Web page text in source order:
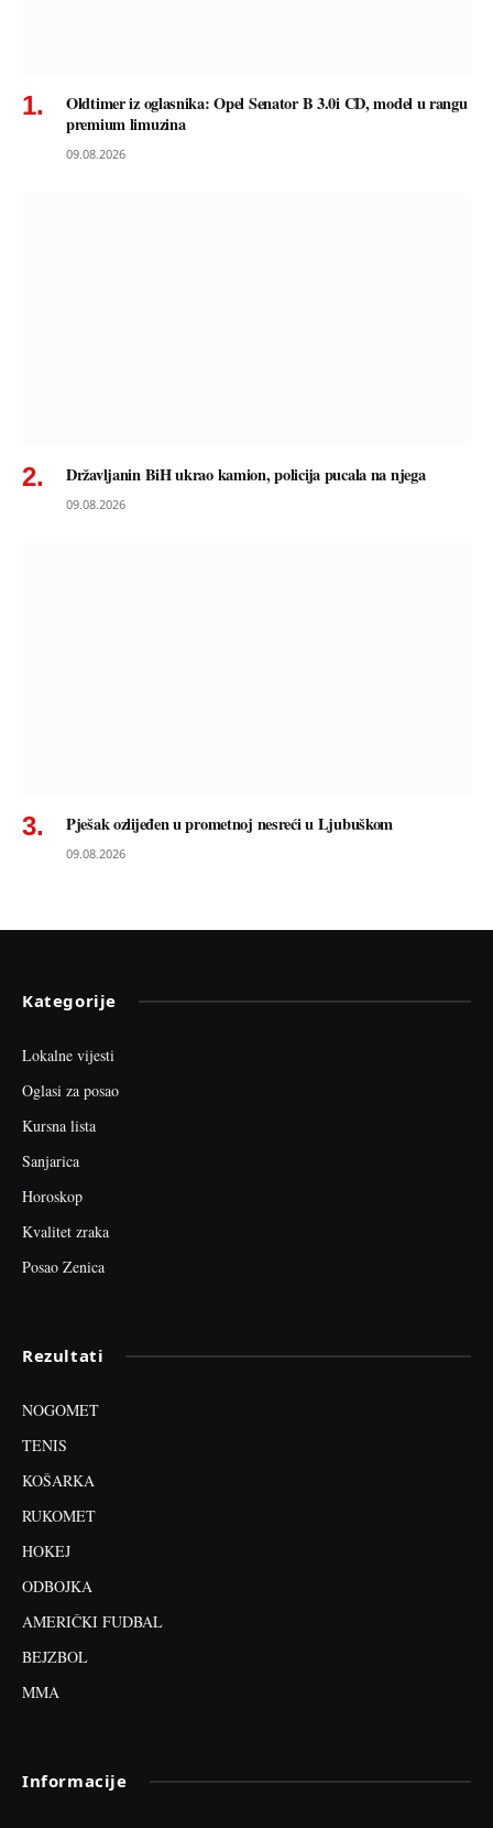
Oldtimer iz oglasnika: Opel Senator B 3.0i CD, model u rangu
premium limuzina
09.08.2026
Državljanin BiH ukrao kamion, policija pucala na njega
09.08.2026
Pješak ozlijeđen u prometnoj nesreći u Ljubuškom
09.08.2026
Kategorije
Lokalne vijesti
Oglasi za posao
Kursna lista
Sanjarica
Horoskop
Kvalitet zraka
Posao Zenica
Rezultati
NOGOMET
TENIS
KOŠARKA
RUKOMET
HOKEJ
ODBOJKA
AMERIČKI FUDBAL
BEJZBOL
MMA
Informacije